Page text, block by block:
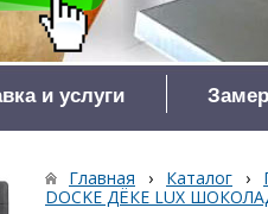
и услуги
Главная › Каталог ›
DOCKE ДЁКЕ LUX